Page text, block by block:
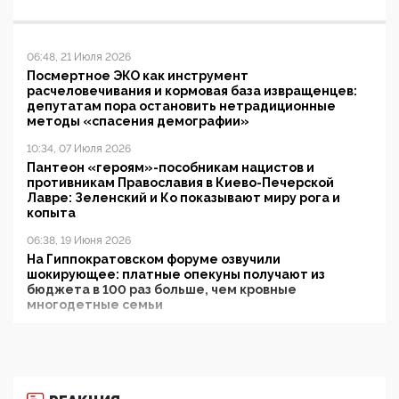
06:48, 21 Июля 2026
Посмертное ЭКО как инструмент
расчеловечивания и кормовая база извращенцев:
депутатам пора остановить нетрадиционные
методы «спасения демографии»
10:34, 07 Июля 2026
Пантеон «героям»-пособникам нацистов и
противникам Православия в Киево-Печерской
Лавре: Зеленский и Ко показывают миру рога и
копыта
06:38, 19 Июня 2026
На Гиппократовском форуме озвучили
шокирующее: платные опекуны получают из
бюджета в 100 раз больше, чем кровные
многодетные семьи